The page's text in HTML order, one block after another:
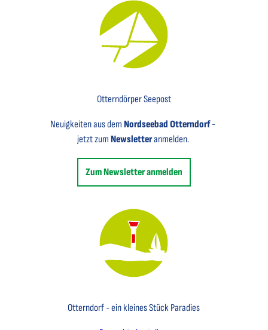
Otterndörper Seepost
Neuigkeiten aus demNordseebad Otterndorf-
jetzt zum Newsletteranmelden.
Zum Newsletter anmelden
Otterndorf - ein kleines Stück Paradies